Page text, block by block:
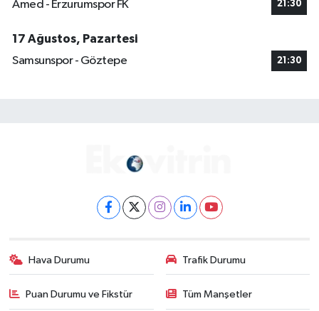
Amed - Erzurumspor FK 21:30
17 Ağustos, Pazartesi
Samsunspor - Göztepe
21:30
Hava Durumu Trafik Durumu
Puan Durumu ve Fikstür Tüm Manşetler